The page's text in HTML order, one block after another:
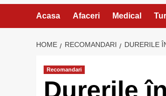
Acasa Afaceri Medical
HOME RECOMANDARI DURERILE
Recomandari
Durerile